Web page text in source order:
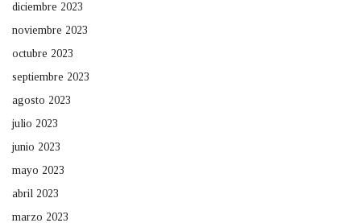
diciembre 2023
noviembre 2023
octubre 2023
septiembre 2023
agosto 2023
julio 2023
junio 2023
mayo 2023
abril 2023
marzo 2023